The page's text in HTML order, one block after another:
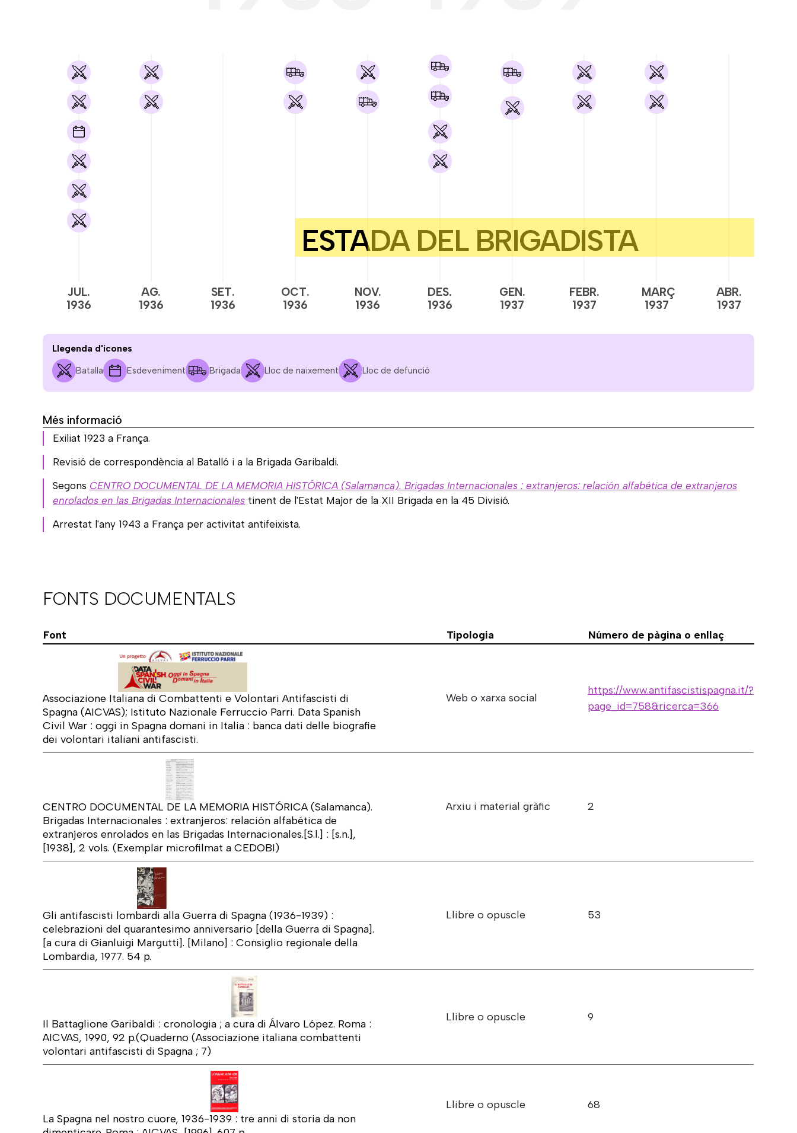
JUL.
1936
AG.
1936
SET.
1936
OCT.
1936
NOV.
1936
DES.
1936
GEN.
1937
FEBR.
1937
MARÇ
1937
ABR.
1937
Llegenda d'icones
Batalla Esdeveniment Brigada Lloc de naixement Lloc de defunció
Més informació
Exiliat 1923 a França.
Revisió de correspondència al Batalló i a la Brigada Garibaldi.
Segons CENTRO DOCUMENTAL DE LA MEMORIA HISTÓRICA (Salamanca). Brigadas Internacionales : extranjeros: relación alfabética de extranjeros
enrolados en las Brigadas Internacionales tinent de l'Estat Major de la XII Brigada en la 45 Divisió.
Arrestat l'any 1943 a França per activitat antifeixista.
FONTS DOCUMENTALS
Font Tipologia Número de pàgina o enllaç
Associazione Italiana di Combattenti e Volontari Antifascisti di
Spagna (AICVAS); Istituto Nazionale Ferruccio Parri. Data Spanish
Civil War : oggi in Spagna domani in Italia : banca dati delle biografie
dei volontari italiani antifascisti.
Web o xarxa social
https://www.antifascistispagna.it/?
page_id=758&ricerca=366
CENTRO DOCUMENTAL DE LA MEMORIA HISTÓRICA (Salamanca).
Brigadas Internacionales : extranjeros: relación alfabética de
extranjeros enrolados en las Brigadas Internacionales.[S.l.] : [s.n.],
[1938], 2 vols. (Exemplar microfilmat a CEDOBI)
Arxiu i material gràfic 2
Gli antifascisti lombardi alla Guerra di Spagna (1936-1939) :
celebrazioni del quarantesimo anniversario [della Guerra di Spagna].
[a cura di Gianluigi Margutti]. [Milano] : Consiglio regionale della
Lombardia, 1977. 54 p.
Llibre o opuscle 53
Il Battaglione Garibaldi : cronologia ; a cura di Álvaro López. Roma :
AICVAS, 1990, 92 p.(Quaderno (Associazione italiana combattenti
volontari antifascisti di Spagna ; 7)
Llibre o opuscle 9
La Spagna nel nostro cuore, 1936-1939 : tre anni di storia da non
Llibre o opuscle 68